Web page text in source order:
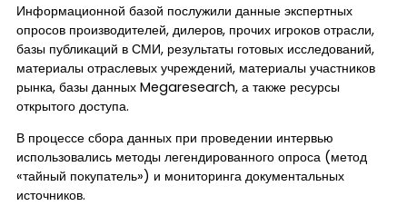
Информационной базой послужили данные экспертных
опросов производителей, дилеров, прочих игроков отрасли,
базы публикаций в СМИ, результаты готовых исследований,
материалы отраслевых учреждений, материалы участников
рынка, базы данных Megaresearch, а также ресурсы
открытого доступа.
В процессе сбора данных при проведении интервью
использовались методы легендированного опроса (метод
«тайный покупатель») и мониторинга документальных
источников.